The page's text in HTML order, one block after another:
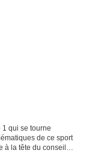
qui se tourne
de ce sport
à la tête du conseil